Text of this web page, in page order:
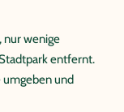
nur wenige
entfernt.
umgeben und